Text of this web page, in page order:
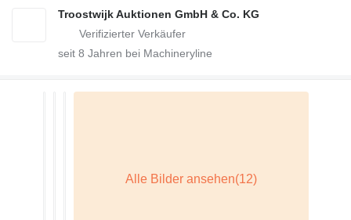
Troostwijk Auktionen GmbH & Co. KG
seit 8 Jahren bei Machineryline